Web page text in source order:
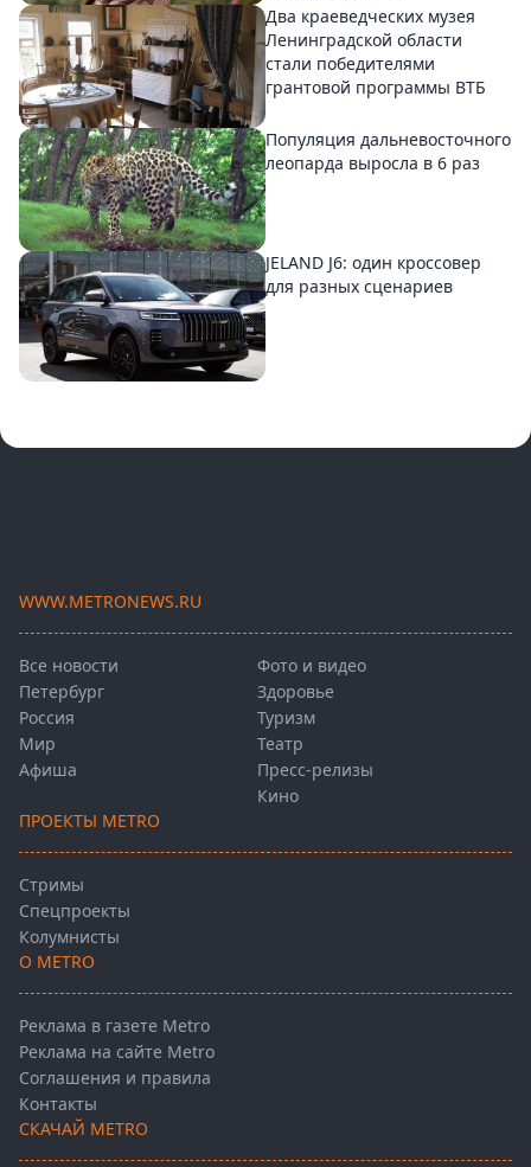
Два краеведческих музея
Ленинградской области
стали победителями
грантовой программы ВТБ
Популяция дальневосточного
леопарда выросла в 6 раз
JELAND J6: один кроссовер
для разных сценариев
WWW.METRONEWS.RU
Все новости
Петербург
Россия
Мир
Афиша
Фото и видео
Здоровье
Туризм
Театр
Пресс-релизы
Кино
ПРОЕКТЫ METRO
Стримы
Спецпроекты
Колумнисты
О METRO
Реклама в газете Metro
Реклама на сайте Metro
Соглашения и правила
Контакты
СКАЧАЙ METRO